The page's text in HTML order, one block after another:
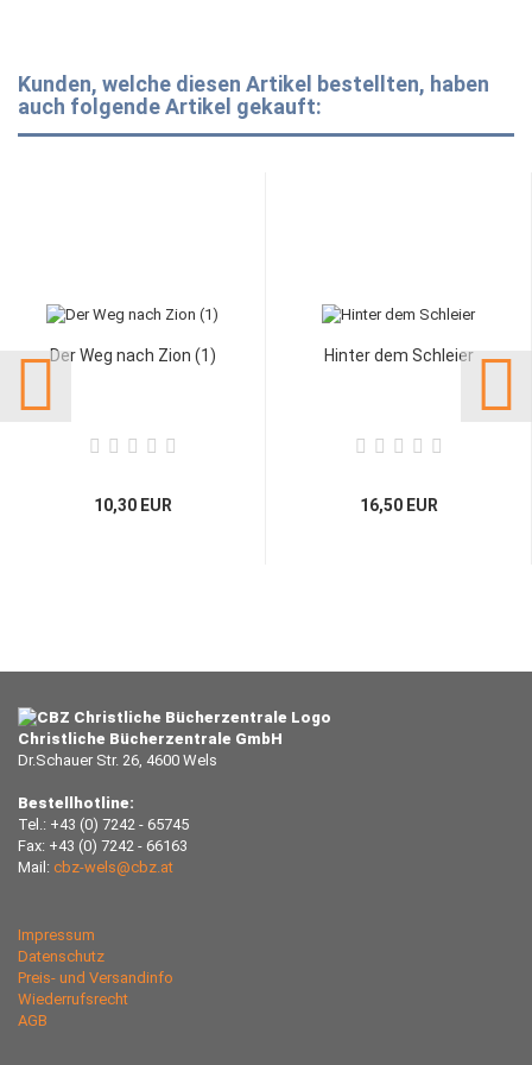
Kunden, welche diesen Artikel bestellten, haben
auch folgende Artikel gekauft:
Der Weg nach Zion (1)
10,30 EUR
Hinter dem Schleier
16,50 EUR
Christliche Bücherzentrale GmbH
Dr.Schauer Str. 26, 4600 Wels
Bestellhotline:
Tel.: +43 (0) 7242 - 65745
Fax: +43 (0) 7242 - 66163
Mail: cbz-wels@cbz.at
Impressum
Datenschutz
Preis- und Versandinfo
Wiederrufsrecht
AGB